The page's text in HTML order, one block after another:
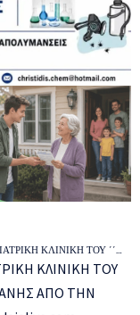
ΚΟΖΑΝΗΣ ΑΠΟ ΤΗΝ ΕΝΩΣΗ ΣΤΡΑΤΙΩΤΙΚΩΝ ΚΟΖΑΝΗΣ